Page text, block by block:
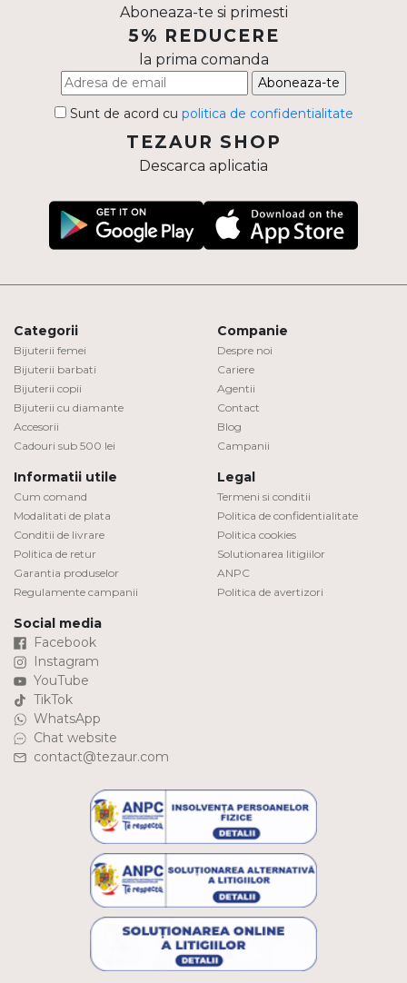
Aboneaza-te si primesti
5% REDUCERE
la prima comanda
Aboneaza-te
Sunt de acord cu politica de confidentialitate
TEZAUR SHOP
Descarca aplicatia
Categorii
Bijuterii femei
Bijuterii barbati
Bijuterii copii
Bijuterii cu diamante
Accesorii
Cadouri sub 500 lei
Companie
Despre noi
Cariere
Agentii
Contact
Blog
Campanii
Informatii utile
Cum comand
Modalitati de plata
Conditii de livrare
Politica de retur
Garantia produselor
Regulamente campanii
Legal
Termeni si conditii
Politica de confidentialitate
Politica cookies
Solutionarea litigiilor
ANPC
Politica de avertizori
Social media
Facebook
Instagram
YouTube
TikTok
WhatsApp
Chat website
contact@tezaur.com